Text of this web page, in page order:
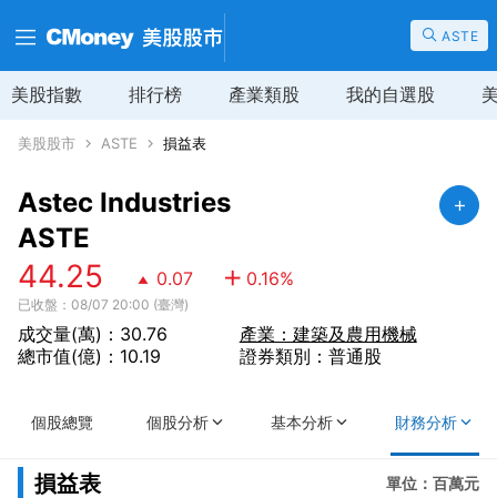
ASTE
美股指數 排行榜 產業類股 我的自選股
美股股市 ASTE 損益表
Astec Industries
ASTE
44.25 0.07 0.16%
已收盤：08/07 20:00 (臺灣)
成交量(萬)：30.76
總市值(億)：10.19
產業：建築及農用機械
證券類別：普通股
個股總覽 個股分析 基本分析 財務分析
損益表 單位：百萬元